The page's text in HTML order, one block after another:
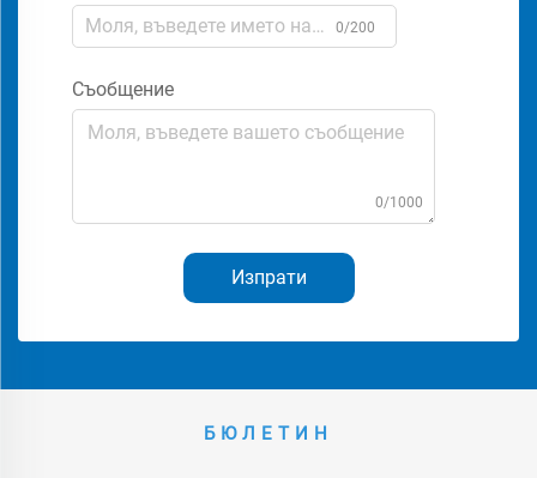
0/200
Съобщение
0/1000
Изпрати
БЮЛЕТИН